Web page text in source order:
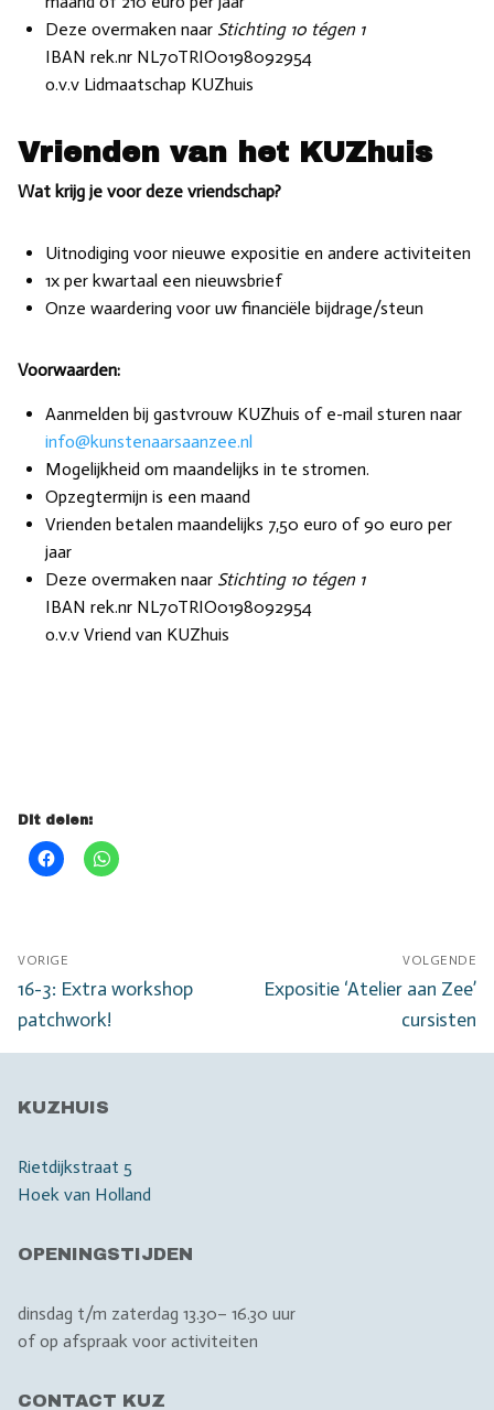
Deze overmaken naar Stichting 10 tégen 1
IBAN rek.nr NL70TRIO0198092954
o.v.v Lidmaatschap KUZhuis
Vrienden van het KUZhuis
Wat krijg je voor deze vriendschap?
Uitnodiging voor nieuwe expositie en andere activiteiten
1x per kwartaal een nieuwsbrief
Onze waardering voor uw financiële bijdrage/steun
Voorwaarden:
Aanmelden bij gastvrouw KUZhuis of e-mail sturen naar
info@kunstenaarsaanzee.nl
Mogelijkheid om maandelijks in te stromen.
Opzegtermijn is een maand
Vrienden betalen maandelijks 7,50 euro of 90 euro per
jaar
Deze overmaken naar Stichting 10 tégen 1
IBAN rek.nr NL70TRIO0198092954
o.v.v Vriend van KUZhuis
Dit delen:
Bericht
navigatie
VORIGE
Vorig
bericht:
16-3: Extra workshop
patchwork!
VOLGENDE
Volgend
Expositie ‘Atelier aan Zee’
cursisten
KUZHUIS
Rietdijkstraat 5
Hoek van Holland
OPENINGSTIJDEN
dinsdag t/m zaterdag 13.30– 16.30 uur
of op afspraak voor activiteiten
CONTACT KUZ